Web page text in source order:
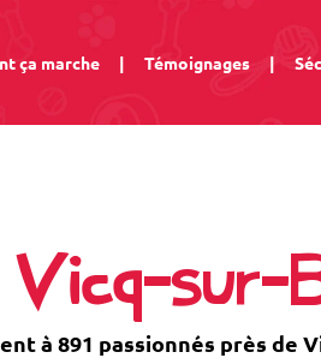
ça marche | Témoignages |
sur-
à 891 passionnés près de